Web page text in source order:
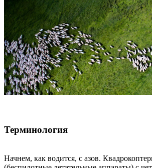
Терминология
Начнем, как водится, с азов.